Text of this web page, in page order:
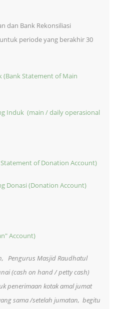
dan Bank Rekonsiliasi
periode yang berakhir 30
(Bank Statement of Main
Induk (main / daily operasional
of Donation Account)
Donasi (Donation Account)
Account)
Pengurus Masjid Raudhatul
(cash on hand / petty cash)
penerimaan kotak amal jumat
sama /setelah jumatan, begitu